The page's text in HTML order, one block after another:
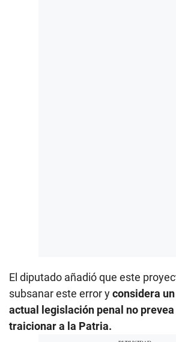
El diputado añadió que este
subsanar este error yconsidera
actual legislación penal no
traicionar a la Patria.